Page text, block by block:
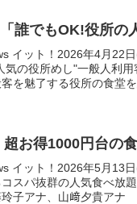
誰でもOK!役所の
イット！2026年4月22
気の役所めし"一般人利
を魅了する役所の食堂
超お得1000円台の
イット！2026年5月13
スパ抜群の人気食べ放
玲子アナ、山﨑夕貴ア